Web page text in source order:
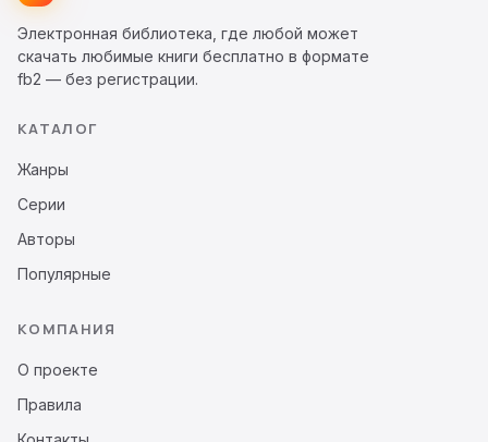
Электронная библиотека, где любой может
скачать любимые книги бесплатно в формате
fb2 — без регистрации.
КАТАЛОГ
Жанры
Серии
Авторы
Популярные
КОМПАНИЯ
О проекте
Правила